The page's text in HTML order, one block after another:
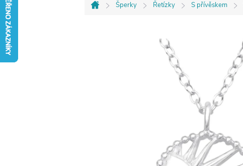
Domů
Šperky Řetízky S přívěskem